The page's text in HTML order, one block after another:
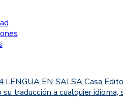
EN SALSA Casa
traducción a cualquier